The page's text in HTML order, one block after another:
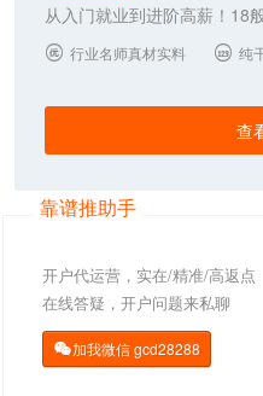
从入门就业到进阶高薪！18
 行业名师真材实料  纯
查
靠谱推助手
开户代运营，实在/精准/高返点
在线答疑，开户问题来私聊
加我微信gcd28288